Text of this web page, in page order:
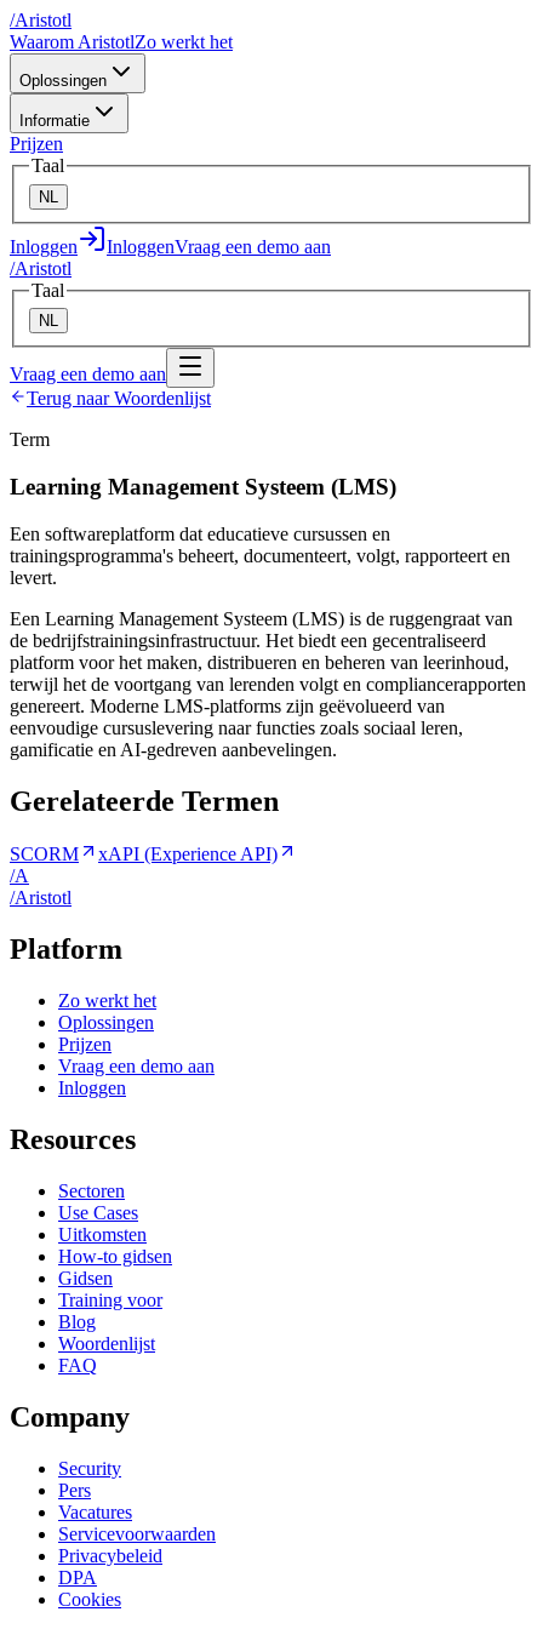
/Aristotl
Waarom AristotlZo werkt het
Oplossingen
Informatie
Prijzen
Taal
NL
Inloggen InloggenVraag een demo aan
/Aristotl
Taal
NL
Vraag een demo aan
Terug naar Woordenlijst
Term
Learning Management Systeem (LMS)
Een softwareplatform dat educatieve cursussen en
trainingsprogramma's beheert, documenteert, volgt, rapporteert en
levert.
Een Learning Management Systeem (LMS) is de ruggengraat van
de bedrijfstrainingsinfrastructuur. Het biedt een gecentraliseerd
platform voor het maken, distribueren en beheren van leerinhoud,
terwijl het de voortgang van lerenden volgt en compliancerapporten
genereert. Moderne LMS-platforms zijn geëvolueerd van
eenvoudige cursuslevering naar functies zoals sociaal leren,
gamificatie en AI-gedreven aanbevelingen.
Gerelateerde Termen
SCORM
xAPI (Experience API)
/A
/Aristotl
Platform
Zo werkt het
Oplossingen
Prijzen
Vraag een demo aan
Inloggen
Resources
Sectoren
Use Cases
Uitkomsten
How-to gidsen
Gidsen
Training voor
Blog
Woordenlijst
FAQ
Company
Security
Pers
Vacatures
Servicevoorwaarden
Privacybeleid
DPA
Cookies